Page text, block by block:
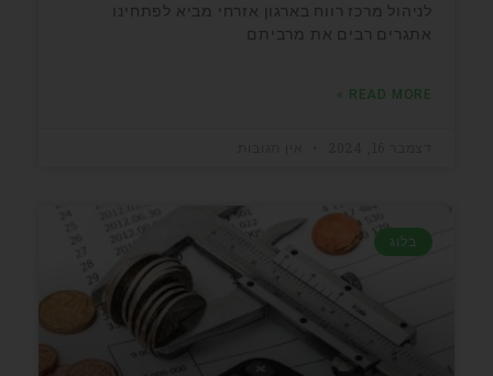
לניהול מרכז רווח בארגון אזרחי מביא לפתחינו
אתגרים רבים את מרביתם
READ MORE »
בלוג